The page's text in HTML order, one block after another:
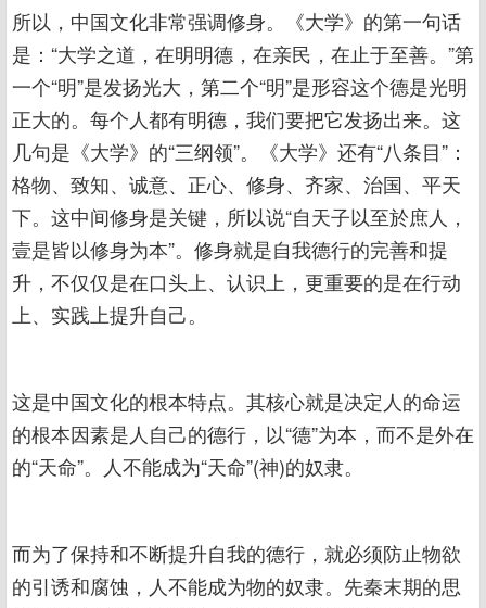
所以，中国文化非常强调修身。《大学》的第一句话
是：“大学之道，在明明德，在亲民，在止于至善。”第
一个“明”是发扬光大，第二个“明”是形容这个德是光明
正大的。每个人都有明德，我们要把它发扬出来。这
几句是《大学》的“三纲领”。《大学》还有“八条目”：
格物、致知、诚意、正心、修身、齐家、治国、平天
下。这中间修身是关键，所以说“自天子以至於庶人，
壹是皆以修身为本”。修身就是自我德行的完善和提
升，不仅仅是在口头上、认识上，更重要的是在行动
上、实践上提升自己。
这是中国文化的根本特点。其核心就是决定人的命运
的根本因素是人自己的德行，以“德”为本，而不是外在
的“天命”。人不能成为“天命”(神)的奴隶。
而为了保持和不断提升自我的德行，就必须防止物欲
的引诱和腐蚀，人不能成为物的奴隶。先秦末期的思